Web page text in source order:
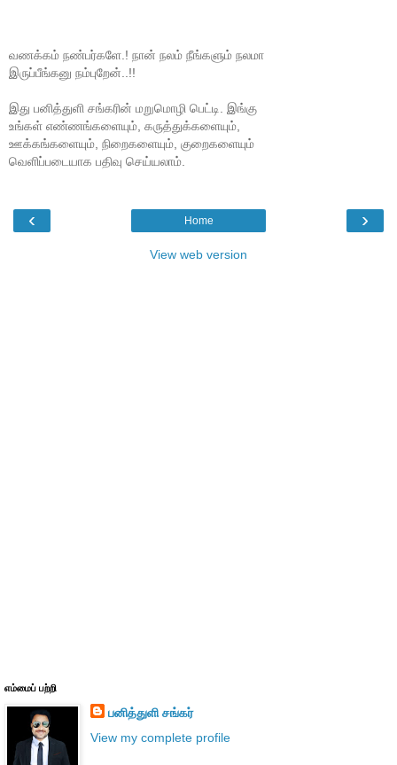
வணக்கம் நண்பர்களே.! நான் நலம் நீங்களும் நலமா
இருப்பீங்கனு நம்புறேன்..!!
இது பனித்துளி சங்கரின் மறுமொழி பெட்டி. இங்கு
உங்கள் எண்ணங்களையும், கருத்துக்களையும்,
ஊக்கங்களையும், நிறைகளையும், குறைகளையும்
வெளிப்படையாக பதிவு செய்யலாம்.
‹ ›
Home
View web version
எம்மைப் பற்றி
பனித்துளி சங்கர்
View my complete profile